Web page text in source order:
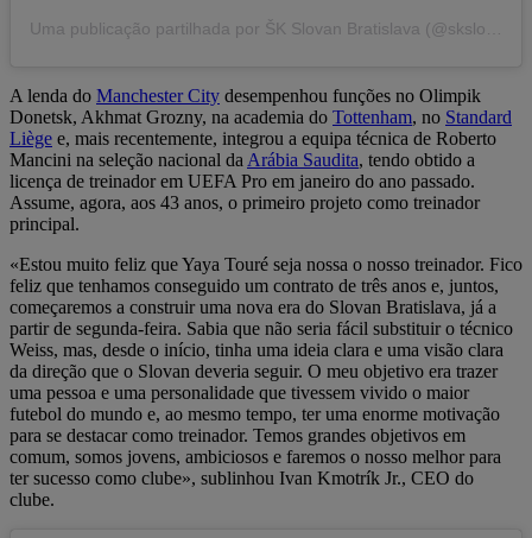
A lenda do Manchester City desempenhou funções no Olimpik
Donetsk, Akhmat Grozny, na academia do Tottenham, no Standard
Liège e, mais recentemente, integrou a equipa técnica de Roberto
Mancini na seleção nacional da Arábia Saudita, tendo obtido a
licença de treinador em UEFA Pro em janeiro do ano passado.
Assume, agora, aos 43 anos, o primeiro projeto como treinador
principal.
«Estou muito feliz que Yaya Touré seja nossa o nosso treinador. Fico
feliz que tenhamos conseguido um contrato de três anos e, juntos,
começaremos a construir uma nova era do Slovan Bratislava, já a
partir de segunda-feira. Sabia que não seria fácil substituir o técnico
Weiss, mas, desde o início, tinha uma ideia clara e uma visão clara
da direção que o Slovan deveria seguir. O meu objetivo era trazer
uma pessoa e uma personalidade que tivessem vivido o maior
futebol do mundo e, ao mesmo tempo, ter uma enorme motivação
para se destacar como treinador. Temos grandes objetivos em
comum, somos jovens, ambiciosos e faremos o nosso melhor para
ter sucesso como clube», sublinhou Ivan Kmotrík Jr., CEO do
clube.